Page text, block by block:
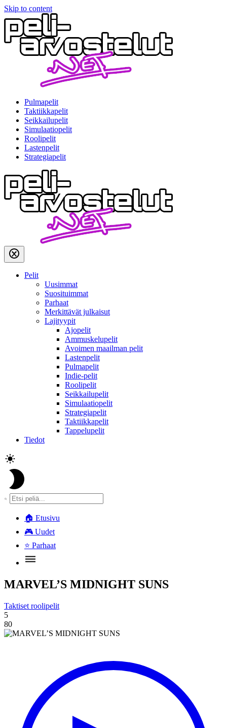
Skip to content
Pulmapelit
Taktiikkapelit
Seikkailupelit
Simulaatiopelit
Roolipelit
Lastenpelit
Strategiapelit
Pelit
Uusimmat
Suosituimmat
Parhaat
Merkittävät julkaisut
Lajityypit
Ajopelit
Ammuskelupelit
Avoimen maailman pelit
Lastenpelit
Pulmapelit
Indie-pelit
Roolipelit
Seikkailupelit
Simulaatiopelit
Strategiapelit
Taktiikkapelit
Tappelupelit
Tiedot
🏠 Etusivu
🎮 Uudet
⭐ Parhaat
MARVEL’S MIDNIGHT SUNS
Taktiset roolipelit
5
80